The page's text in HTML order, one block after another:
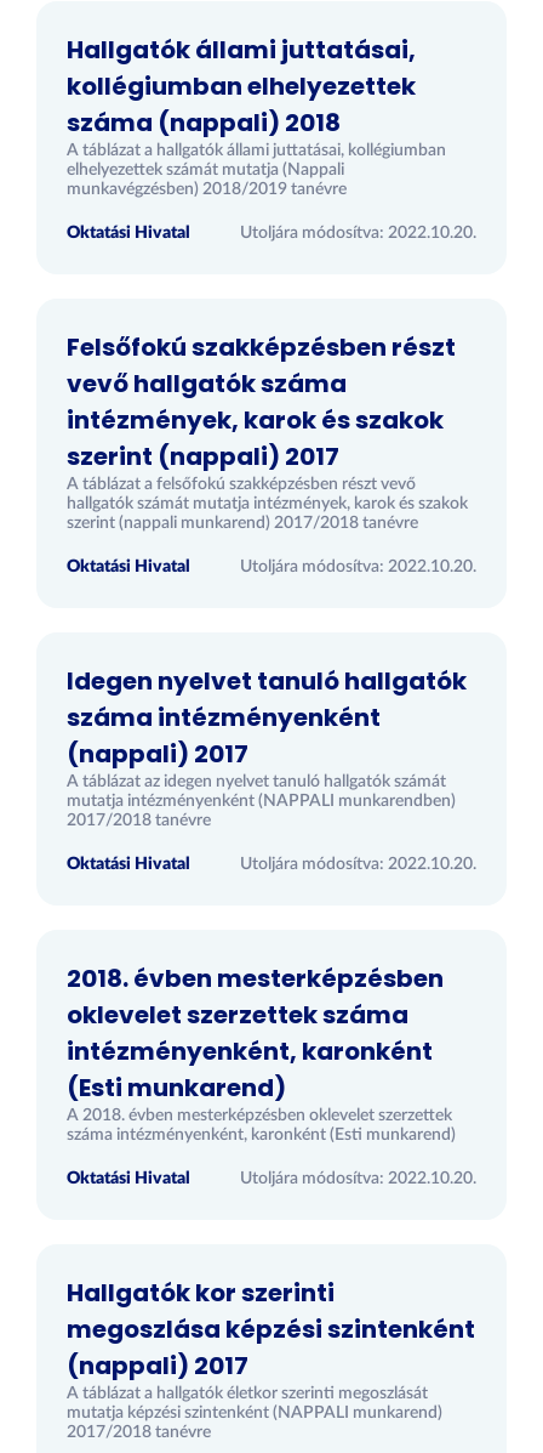
Hallgatók állami juttatásai,
kollégiumban elhelyezettek
száma (nappali) 2018
A táblázat a hallgatók állami juttatásai, kollégiumban
elhelyezettek számát mutatja (Nappali
munkavégzésben) 2018/2019 tanévre
Oktatási Hivatal Utoljára módosítva: 2022.10.20.
Felsőfokú szakképzésben részt
vevő hallgatók száma
intézmények, karok és szakok
szerint (nappali) 2017
A táblázat a felsőfokú szakképzésben részt vevő
hallgatók számát mutatja intézmények, karok és szakok
szerint (nappali munkarend) 2017/2018 tanévre
Oktatási Hivatal Utoljára módosítva: 2022.10.20.
Idegen nyelvet tanuló hallgatók
száma intézményenként
(nappali) 2017
A táblázat az idegen nyelvet tanuló hallgatók számát
mutatja intézményenként (NAPPALI munkarendben)
2017/2018 tanévre
Oktatási Hivatal Utoljára módosítva: 2022.10.20.
2018. évben mesterképzésben
oklevelet szerzettek száma
intézményenként, karonként
(Esti munkarend)
A 2018. évben mesterképzésben oklevelet szerzettek
száma intézményenként, karonként (Esti munkarend)
Oktatási Hivatal Utoljára módosítva: 2022.10.20.
Hallgatók kor szerinti
megoszlása képzési szintenként
(nappali) 2017
A táblázat a hallgatók életkor szerinti megoszlását
mutatja képzési szintenként (NAPPALI munkarend)
2017/2018 tanévre